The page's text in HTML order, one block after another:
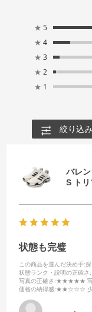
★ 5
★ 4
★ 3
★ 2
★ 1
絞り込み
バレ
S ト
状態も完璧
この商品を選んだ決め手:
状態ランク・説明の正確さ
写真の正確さ :★★★★★ 写真
価格の納得感:★★☆☆☆ 少